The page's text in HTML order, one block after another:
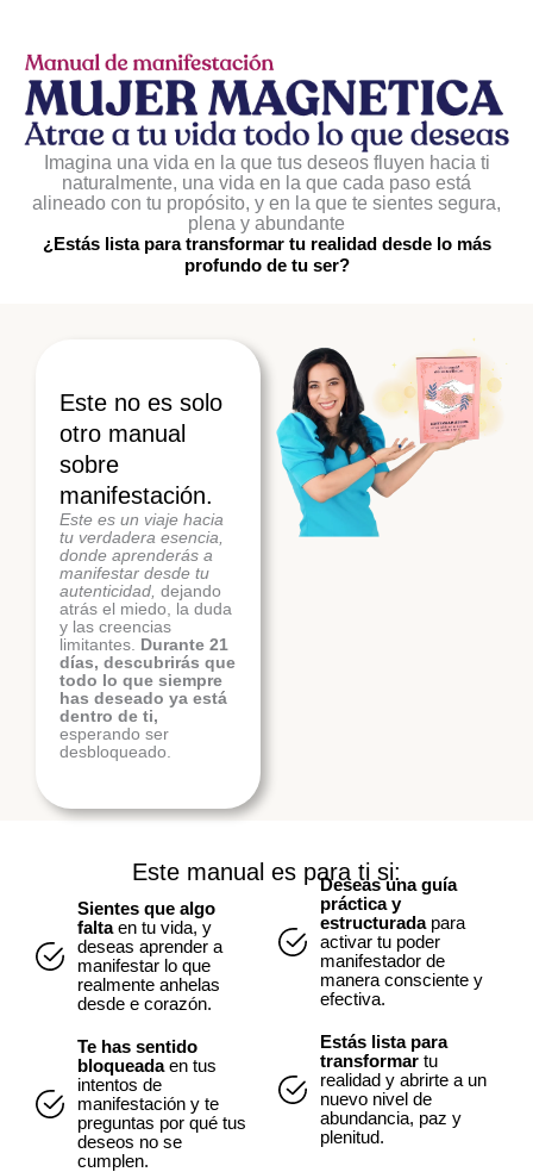
Imagina una vida en la que tus deseos fluyen hacia ti
naturalmente, una vida en la que cada paso está
alineado con tu propósito, y en la que te sientes segura,
plena y abundante
¿Estás lista para transformar tu realidad desde lo más
profundo de tu ser?
Este no es solo
otro manual
sobre
manifestación.
Este es un viaje hacia
tu verdadera esencia,
donde aprenderás a
manifestar desde tu
autenticidad, dejando
atrás el miedo, la duda
y las creencias
limitantes. Durante 21
días, descubrirás que
todo lo que siempre
has deseado ya está
dentro de ti,
esperando ser
desbloqueado.
Este manual es para ti si:
Sientes que algo
faltaen tu vida, y
deseas aprender a
manifestar lo que
realmente anhelas
desde e corazón.
Te has sentido
bloqueadaen tus
intentos de
manifestación y te
preguntas por qué tus
deseos no se
cumplen.
Deseas una guía
práctica y
estructuradapara
activar tu poder
manifestador de
manera consciente y
efectiva.
Estás lista para
transformar tu
realidad y abrirte a un
nuevo nivel de
abundancia, paz y
plenitud.